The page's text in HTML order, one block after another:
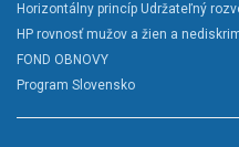
Horizontálny princíp Udržateľný
HP rovnosť mužov a žien a
FOND OBNOVY
Program Slovensko